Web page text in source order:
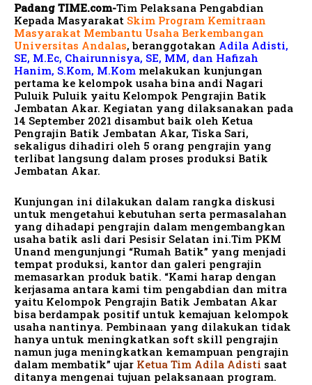
Padang TIME.com-Tim Pelaksana Pengabdian
Kepada Masyarakat Skim Program Kemitraan
Masyarakat Membantu Usaha Berkembangan
Universitas Andalas, beranggotakan Adila Adisti,
SE, M.Ec, Chairunnisya, SE, MM, dan Hafizah
Hanim, S.Kom, M.Kom melakukan kunjungan
pertama ke kelompok usaha bina andi Nagari
Puluik Puluik yaitu Kelompok Pengrajin Batik
Jembatan Akar. Kegiatan yang dilaksanakan pada
14 September 2021 disambut baik oleh Ketua
Pengrajin Batik Jembatan Akar, Tiska Sari,
sekaligus dihadiri oleh 5 orang pengrajin yang
terlibat langsung dalam proses produksi Batik
Jembatan Akar.
Kunjungan ini dilakukan dalam rangka diskusi
untuk mengetahui kebutuhan serta permasalahan
yang dihadapi pengrajin dalam mengembangkan
usaha batik asli dari Pesisir Selatan ini.Tim PKM
Unand mengunjungi “Rumah Batik” yang menjadi
tempat produksi, kantor dan galeri pengrajin
memasarkan produk batik. “Kami harap dengan
kerjasama antara kami tim pengabdian dan mitra
yaitu Kelompok Pengrajin Batik Jembatan Akar
bisa berdampak positif untuk kemajuan kelompok
usaha nantinya. Pembinaan yang dilakukan tidak
hanya untuk meningkatkan soft skill pengrajin
namun juga meningkatkan kemampuan pengrajin
dalam membatik” ujar Ketua Tim Adila Adisti saat
ditanya mengenai tujuan pelaksanaan program.